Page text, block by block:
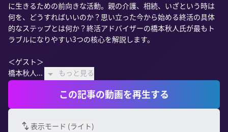
に生きるための前向きな活動。親の介護、相続、いざという時は
何を、どうすればいいのか？思い立った今から始める終活の具体
的なステップとは何か？終活アドバイザーの橋本秋人氏が最もト
ラブルになりやすい3つの核心を解説します。
＜ゲスト＞
橋本秋人...
もっと見る
この記事の動画を再生する
表示モード (ライト)